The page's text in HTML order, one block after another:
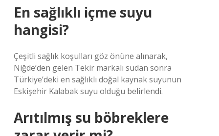
En sağlıklı içme suyu
hangisi?
Çeşitli sağlık koşulları göz önüne alınarak,
Niğde’den gelen Tekir markalı sudan sonra
Türkiye’deki en sağlıklı doğal kaynak suyunun
Eskişehir Kalabak suyu olduğu belirlendi.
Arıtılmış su böbreklere